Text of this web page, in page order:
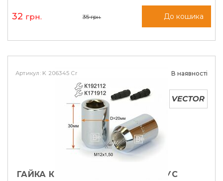
32 грн. 35грн. До кошика
Артикул: K 206345 Cr В наявності
ГАЙКА КОЛІСНА M12X1, 5X30 КОНУС